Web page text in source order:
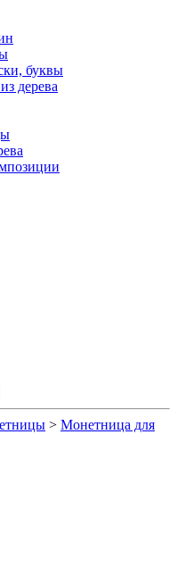
буквы
дерева
> Монетница для